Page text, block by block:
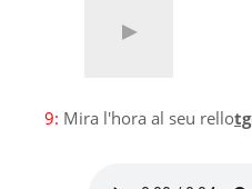
9: Mira l'hora al seu rellotg